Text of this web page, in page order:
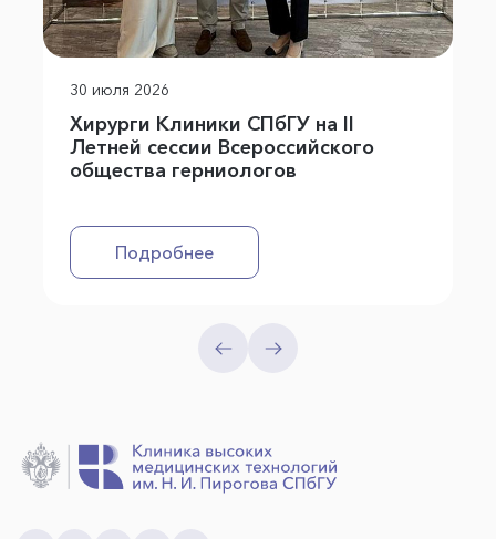
30 июля 2026
Хирурги Клиники СПбГУ на II
Летней сессии Всероссийского
общества герниологов
Подробнее